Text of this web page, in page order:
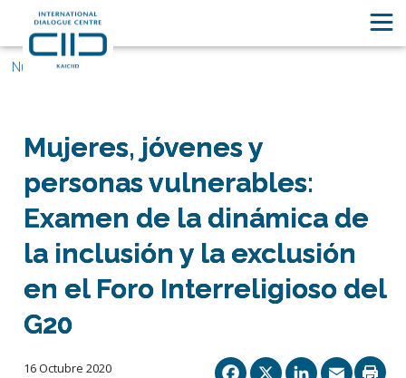
Nuestras historias
Mujeres, jóvenes y
personas vulnerables:
Examen de la dinámica de
la inclusión y la exclusión
en el Foro Interreligioso del
G20
16 Octubre 2020 Facebook
X